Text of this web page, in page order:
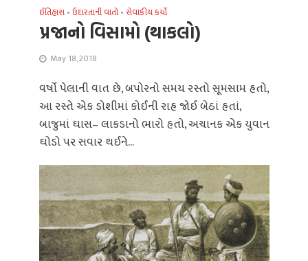
ઈતિહાસ • ઉદારતાની વાતો •સેવાકીય કર્યો
પ્રજાનો વિસામો (થાકલો)
May 18, 2018
વર્ષો પેલાની વાત છે, બપોરનો સમય રસ્તો સૂમસામ હતો,
આ રસ્તે એક ડોશીમાં કોઈની રાહ જોઈ બેઠાં હતાં,
બાજુમાં ઘાસ– લાકડાનો ભારો હતો, અચાનક એક યુવાન
ઘોડો પર સવાર થઈને...